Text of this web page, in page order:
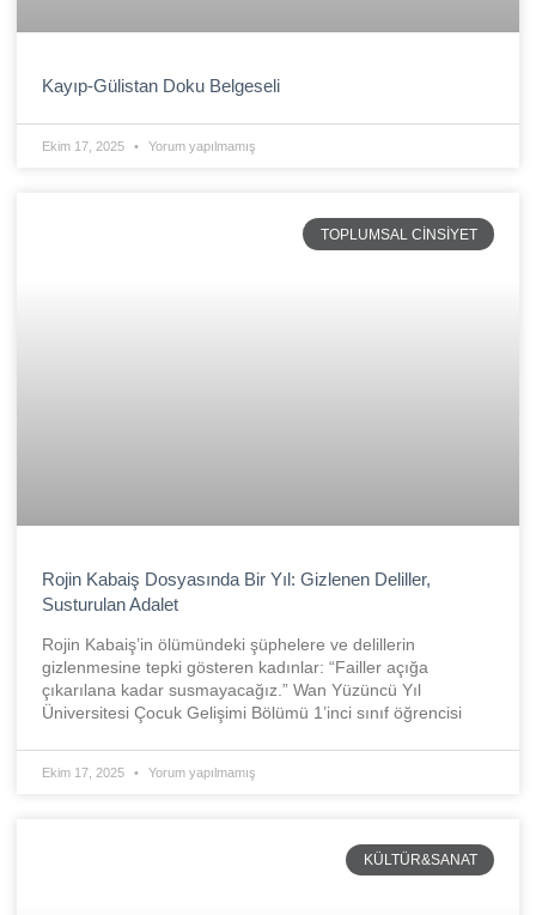
Kayıp-Gülistan Doku Belgeseli
Ekim 17, 2025 Yorum yapılmamış
TOPLUMSAL CINSIYET
Rojin Kabaiş Dosyasında Bir Yıl: Gizlenen Deliller,
Susturulan Adalet
Rojin Kabaiş’in ölümündeki şüphelere ve delillerin
gizlenmesine tepki gösteren kadınlar: “Failler açığa
çıkarılana kadar susmayacağız.” Wan Yüzüncü Yıl
Üniversitesi Çocuk Gelişimi Bölümü 1’inci sınıf öğrencisi
Ekim 17, 2025 Yorum yapılmamış
KÜLTÜR&SANAT